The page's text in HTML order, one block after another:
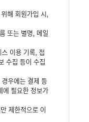
해 회원가입 시,
또는 별명, 메일
이용 기록, 접
수집 등이 수집
우에는 결제 등
에 필요한 정보가
제한적으로 이